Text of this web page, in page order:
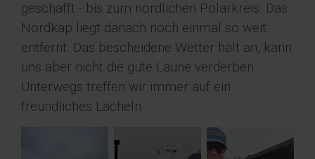
geschafft - bis zum nördlichen Polarkreis. Das
Nordkap liegt danach noch einmal so weit
entfernt. Das bescheidene Wetter hält an, kann
uns aber nicht die gute Laune verderben.
Unterwegs treffen wir immer auf ein
freundliches Lächeln.